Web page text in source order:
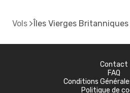
Vols Îles Vierges Britanniques
Contact
FAQ
Conditions
Politique de